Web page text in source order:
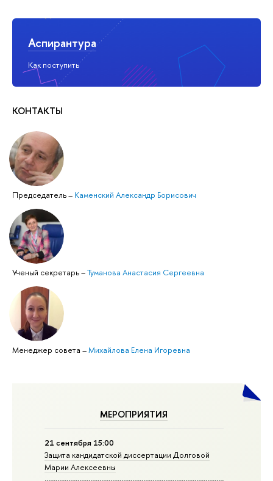
Аспирантура
Как поступить
КОНТАКТЫ
Председатель– Каменский Александр Борисович
Ученый секретарь–Туманова Анастасия Сергеевна
Менеджер совета –Михайлова Елена Игоревна
МЕРОПРИЯТИЯ
21 сентября 15:00
Защита кандидатской диссертации Долговой
Марии Алексеевны